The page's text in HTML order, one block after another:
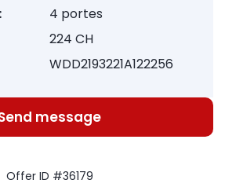
4 portes
224 CH
WDD2193221A122256
message
Offer ID #36179